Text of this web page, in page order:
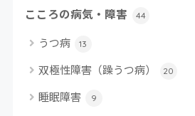
こころの病気・障害 44
うつ病 13
双極性障害（躁うつ病） 20
睡眠障害 9